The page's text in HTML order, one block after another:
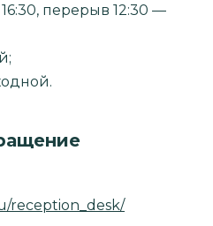
перерыв 12:30 —
reception_desk/